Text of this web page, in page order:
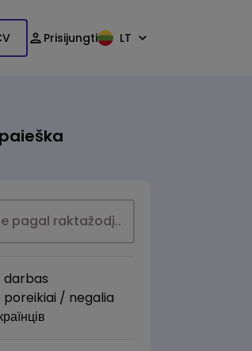
Prisijungti LT
darbas
poreikiai / negalia